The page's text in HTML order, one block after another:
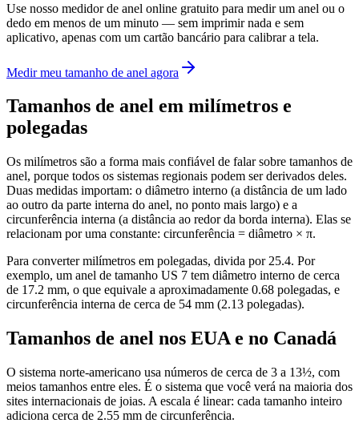
Use nosso medidor de anel online gratuito para medir um anel ou o
dedo em menos de um minuto — sem imprimir nada e sem
aplicativo, apenas com um cartão bancário para calibrar a tela.
Medir meu tamanho de anel agora
Tamanhos de anel em milímetros e
polegadas
Os milímetros são a forma mais confiável de falar sobre tamanhos de
anel, porque todos os sistemas regionais podem ser derivados deles.
Duas medidas importam: o diâmetro interno (a distância de um lado
ao outro da parte interna do anel, no ponto mais largo) e a
circunferência interna (a distância ao redor da borda interna). Elas se
relacionam por uma constante: circunferência = diâmetro × π.
Para converter milímetros em polegadas, divida por 25.4. Por
exemplo, um anel de tamanho US 7 tem diâmetro interno de cerca
de 17.2 mm, o que equivale a aproximadamente 0.68 polegadas, e
circunferência interna de cerca de 54 mm (2.13 polegadas).
Tamanhos de anel nos EUA e no Canadá
O sistema norte-americano usa números de cerca de 3 a 13½, com
meios tamanhos entre eles. É o sistema que você verá na maioria dos
sites internacionais de joias. A escala é linear: cada tamanho inteiro
adiciona cerca de 2.55 mm de circunferência.